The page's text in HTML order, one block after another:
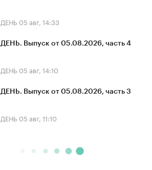
ДЕНЬ 05 авг, 14:33
ДЕНЬ. Выпуск от 05.08.2026, часть 4
ДЕНЬ 05 авг, 14:10
ДЕНЬ. Выпуск от 05.08.2026, часть 3
ДЕНЬ 05 авг, 11:10